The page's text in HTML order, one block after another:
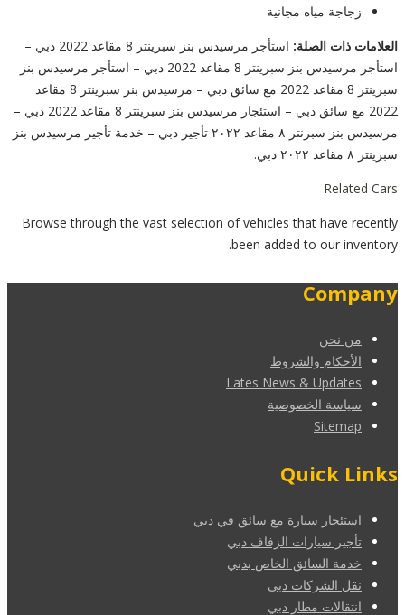
زجاجة مياه مجانية
العلامات ذات الصلة:
استأجر مرسيدس بنز سبرينتر 8 مقاعد 2022 دبي –
استأجر مرسيدس بنز سبرينتر 8 مقاعد 2022 دبي – استأجر مرسيدس بنز
سبرينتر 8 مقاعد 2022 مع سائق دبي – مرسيدس بنز سبرينتر 8 مقاعد
2022 مع سائق دبي – استئجار مرسيدس بنز سبرينتر 8 مقاعد 2022 دبي –
مرسيدس بنز سبرنتر ٨ مقاعد ٢٠٢٢ تأجير دبي – خدمة تأجير مرسيدس بنز
سبرينتر ٨ مقاعد ٢٠٢٢ دبي.
Related Cars
Browse through the vast selection of vehicles that have recently
been added to our inventory.
Company
من نحن
الأحكام والشروط
Lates News & Updates
سياسة الخصوصية
Sitemap
Quick Links
استئجار سيارة مع سائق في دبي
تأجير سيارات الزفاف دبي
خدمة السائق الخاص بدبي
نقل الشركات دبي
انتقالات مطار دبي